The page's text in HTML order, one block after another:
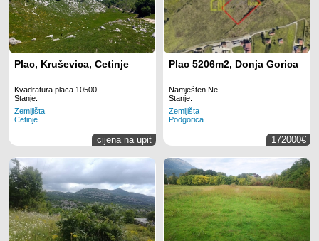
Plac, Kruševica, Cetinje
Kvadratura placa 10500
Stanje:
Zemljišta
Cetinje
cijena na upit
Plac 5206m2, Donja Gorica
Namješten Ne
Stanje:
Zemljišta
Podgorica
172000€